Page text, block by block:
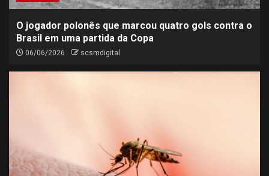
O jogador polonês que marcou quatro gols contra o
Brasil em uma partida da Copa
06/06/2026 scsmdigital